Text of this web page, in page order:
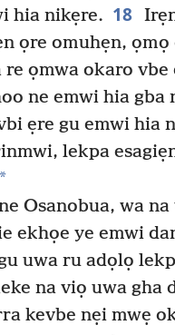
hia nikẹre. 18
ọre omuhẹn,
ọmwa okaro vbe
ne emwi hia gba
ẹre gu emwi hia
lekpa
*
Osanobua, wa na
ekhọe ye emwi
uwa ru adọlọ
na viọ uwa gha
kevbe nẹi mwẹ